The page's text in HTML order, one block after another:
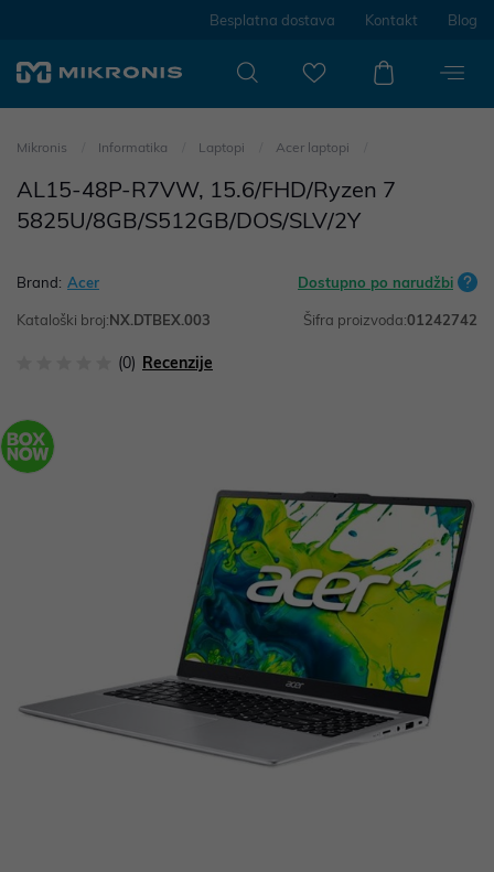
Besplatna dostava Kontakt Blog
Mikronis Informatika Laptopi Acer laptopi
AL15-48P-R7VW, 15.6/FHD/Ryzen 7
5825U/8GB/S512GB/DOS/SLV/2Y
Brand: Acer Dostupno po narudžbi
Kataloški broj:NX.DTBEX.003 Šifra proizvoda:01242742
(0) Recenzije